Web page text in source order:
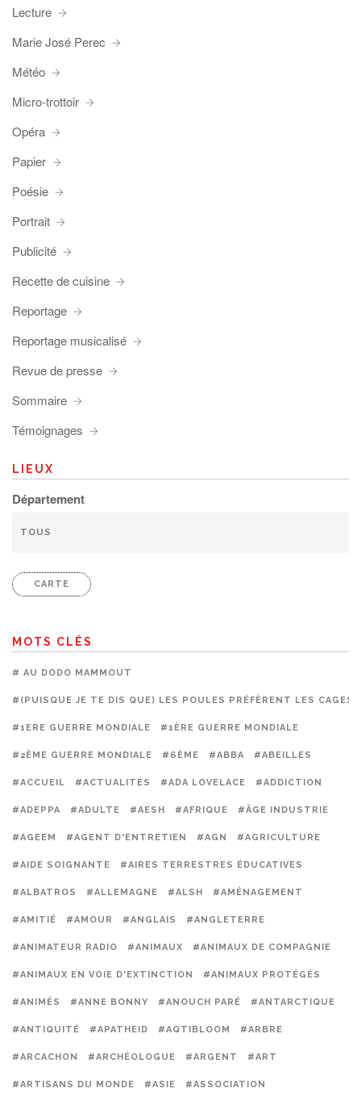
Lecture
Marie José Perec
Météo
Micro-trottoir
Opéra
Papier
Poésie
Portrait
Publicité
Recette de cuisine
Reportage
Reportage musicalisé
Revue de presse
Sommaire
Témoignages
LIEUX
Département
CARTE
MOTS CLÉS
# AU DODO MAMMOUT
#(PUISQUE JE TE DIS QUE) LES POULES PRÉFÈRENT LES CAGES
#1ERE GUERRE MONDIALE #1ÈRE GUERRE MONDIALE
#2ÈME GUERRE MONDIALE #6ÈME #ABBA #ABEILLES
#ACCUEIL #ACTUALITÉS #ADA LOVELACE #ADDICTION
#ADEPPA #ADULTE #AESH #AFRIQUE #ÂGE INDUSTRIE
#AGEEM #AGENT D'ENTRETIEN #AGN #AGRICULTURE
#AIDE SOIGNANTE #AIRES TERRESTRES ÉDUCATIVES
#ALBATROS #ALLEMAGNE #ALSH #AMÉNAGEMENT
#AMITIÉ #AMOUR #ANGLAIS #ANGLETERRE
#ANIMATEUR RADIO #ANIMAUX #ANIMAUX DE COMPAGNIE
#ANIMAUX EN VOIE D'EXTINCTION #ANIMAUX PROTÉGÉS
#ANIMÉS #ANNE BONNY #ANOUCH PARÉ #ANTARCTIQUE
#ANTIQUITÉ #APATHEID #AQTIBLOOM #ARBRE
#ARCACHON #ARCHÉOLOGUE #ARGENT #ART
#ARTISANS DU MONDE #ASIE #ASSOCIATION